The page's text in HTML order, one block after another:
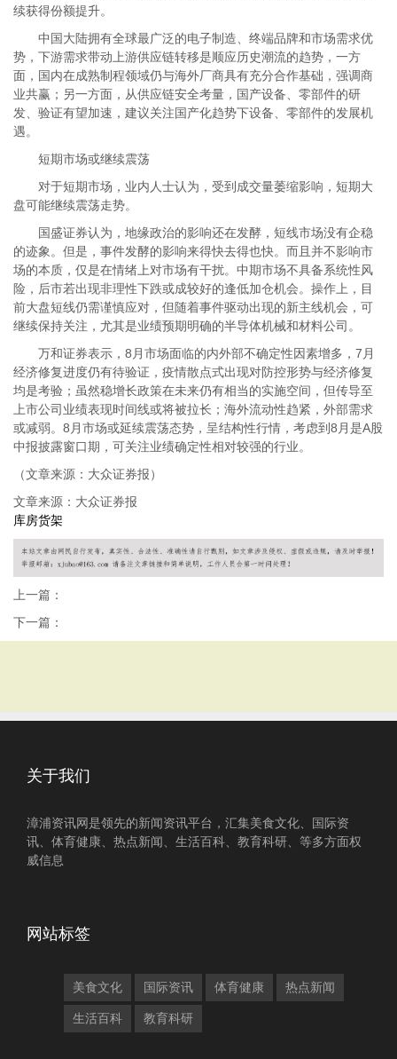
续获得份额提升。
中国大陆拥有全球最广泛的电子制造、终端品牌和市场需求优
势，下游需求带动上游供应链转移是顺应历史潮流的趋势，一方
面，国内在成熟制程领域仍与海外厂商具有充分合作基础，强调商
业共赢；另一方面，从供应链安全考量，国产设备、零部件的研
发、验证有望加速，建议关注国产化趋势下设备、零部件的发展机
遇。
短期市场或继续震荡
对于短期市场，业内人士认为，受到成交量萎缩影响，短期大
盘可能继续震荡走势。
国盛证券认为，地缘政治的影响还在发酵，短线市场没有企稳
的迹象。但是，事件发酵的影响来得快去得也快。而且并不影响市
场的本质，仅是在情绪上对市场有干扰。中期市场不具备系统性风
险，后市若出现非理性下跌或成较好的逢低加仓机会。操作上，目
前大盘短线仍需谨慎应对，但随着事件驱动出现的新主线机会，可
继续保持关注，尤其是业绩预期明确的半导体机械和材料公司。
万和证券表示，8月市场面临的内外部不确定性因素增多，7月
经济修复进度仍有待验证，疫情散点式出现对防控形势与经济修复
均是考验；虽然稳增长政策在未来仍有相当的实施空间，但传导至
上市公司业绩表现时间线或将被拉长；海外流动性趋紧，外部需求
或减弱。8月市场或延续震荡态势，呈结构性行情，考虑到8月是A股
中报披露窗口期，可关注业绩确定性相对较强的行业。
（文章来源：大众证券报）
文章来源：大众证券报
库房货架
上一篇：
下一篇：
关于我们
漳浦资讯网是领先的新闻资讯平台，汇集美食文化、国际资
讯、体育健康、热点新闻、生活百科、教育科研、等多方面权
威信息
网站标签
美食文化 国际资讯 体育健康 热点新闻
生活百科 教育科研